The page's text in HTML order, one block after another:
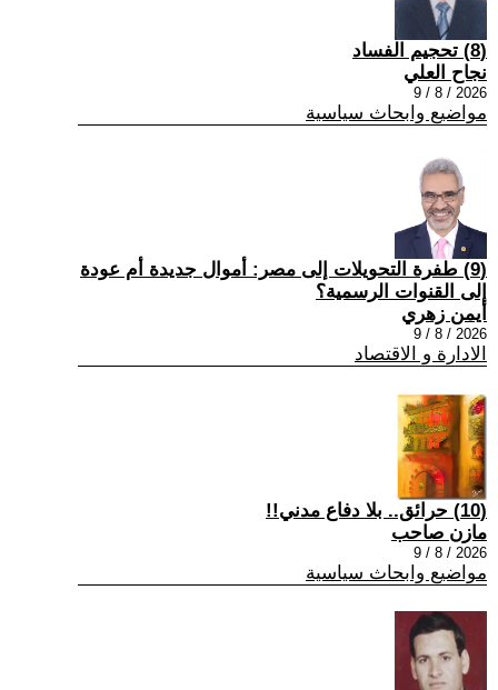
(8) تحجيم الفساد
نجاح العلي
2026 / 8 / 9
مواضيع وابحاث سياسية
(9) طفرة التحويلات إلى مصر: أموال جديدة أم عودة
إلى القنوات الرسمية؟
أيمن زهري
2026 / 8 / 9
الادارة و الاقتصاد
(10) حرائق.. بلا دفاع مدني!!
مازن صاحب
2026 / 8 / 9
مواضيع وابحاث سياسية